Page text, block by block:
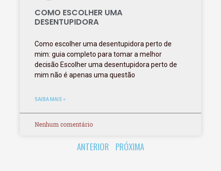
COMO ESCOLHER UMA
DESENTUPIDORA
Como escolher uma desentupidora perto de
mim: guia completo para tomar a melhor
decisão Escolher uma desentupidora perto de
mim não é apenas uma questão
SAIBA MAIS »
Nenhum comentário
ANTERIOR PRÓXIMA